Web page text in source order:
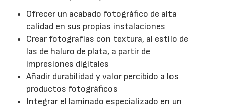
Ofrecer un acabado fotográfico de alta
calidad en sus propias instalaciones
Crear fotografías con textura, al estilo de
las de haluro de plata, a partir de
impresiones digitales
Añadir durabilidad y valor percibido a los
productos fotográficos
Integrar el laminado especializado en un